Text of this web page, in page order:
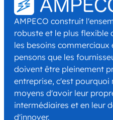
AMPECO construit
robuste et le plus flexible
les besoins
pensons que les
doivent être pleinement
entreprise, c'est pourquoi
moyens d'avoir leur
intermédiaires et en leur
d'innover.